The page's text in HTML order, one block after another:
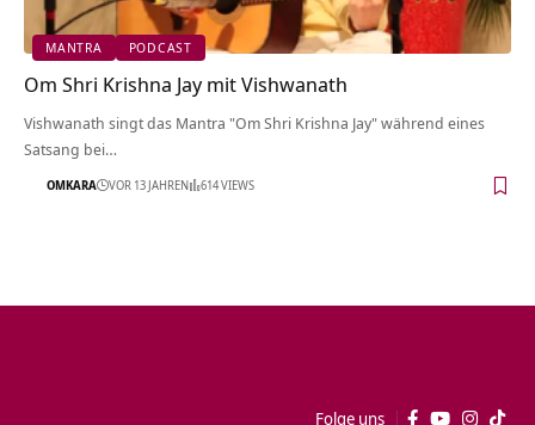
MANTRA PODCAST
Om Shri Krishna Jay mit Vishwanath
Vishwanath singt das Mantra "Om Shri Krishna Jay" während eines
Satsang bei…
OMKARA VOR 13 JAHREN 614 VIEWS
Folge uns